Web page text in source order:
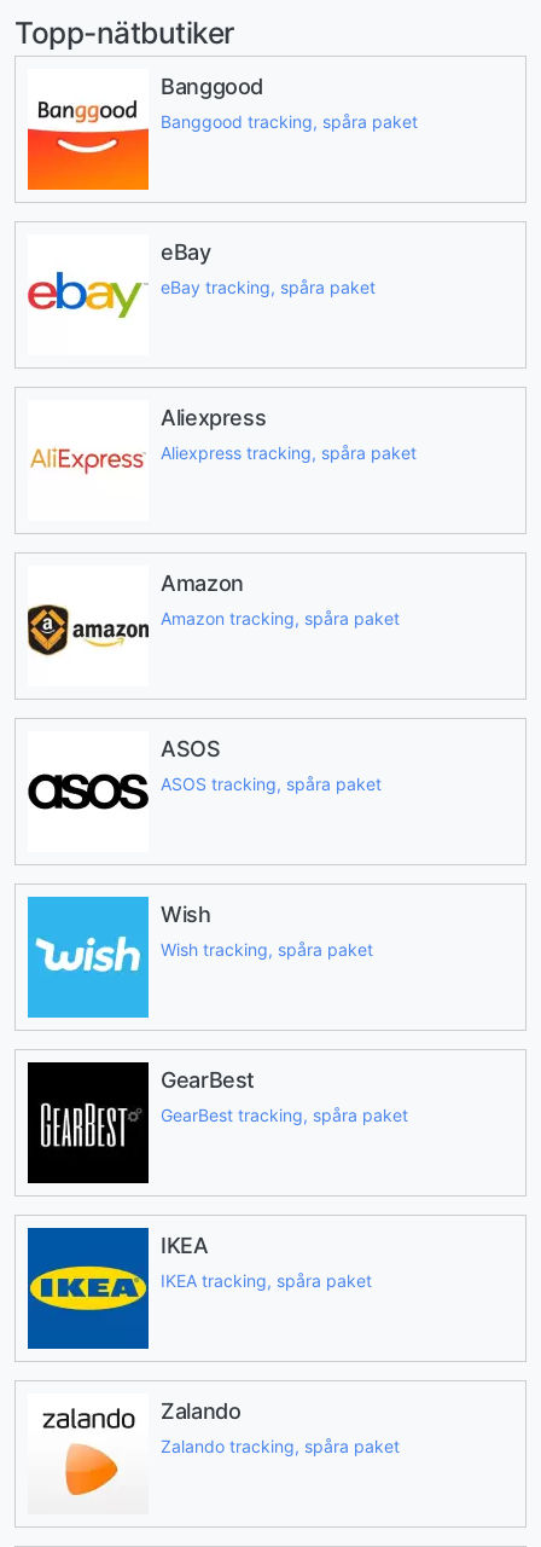
Topp-nätbutiker
Banggood
Banggood tracking, spåra paket
eBay
eBay tracking, spåra paket
Aliexpress
Aliexpress tracking, spåra paket
Amazon
Amazon tracking, spåra paket
ASOS
ASOS tracking, spåra paket
Wish
Wish tracking, spåra paket
GearBest
GearBest tracking, spåra paket
IKEA
IKEA tracking, spåra paket
Zalando
Zalando tracking, spåra paket